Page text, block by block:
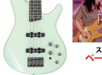
管楽器
アンプ